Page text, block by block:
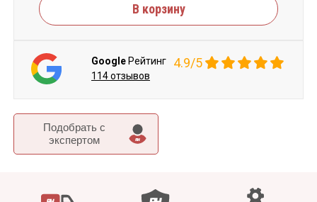
Подобрать c
экспертом
В корзину
Google Рейтинг 4.9/5
114 отзывов